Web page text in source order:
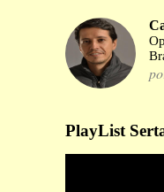
PlayList